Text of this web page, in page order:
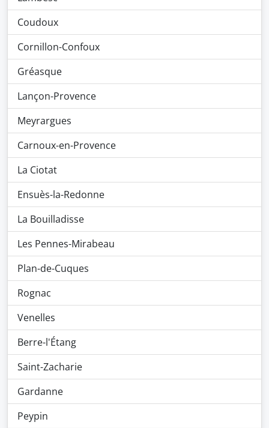
Coudoux
Cornillon-Confoux
Gréasque
Lançon-Provence
Meyrargues
Carnoux-en-Provence
La Ciotat
Ensuès-la-Redonne
La Bouilladisse
Les Pennes-Mirabeau
Plan-de-Cuques
Rognac
Venelles
Berre-l'Étang
Saint-Zacharie
Gardanne
Peypin